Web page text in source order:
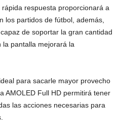
respuesta proporcionará a
los partidos de fútbol, además,
de soportar la gran cantidad
pantalla mejorará la
para sacarle mayor provecho
AMOLED Full HD permitirá tener
las acciones necesarias para